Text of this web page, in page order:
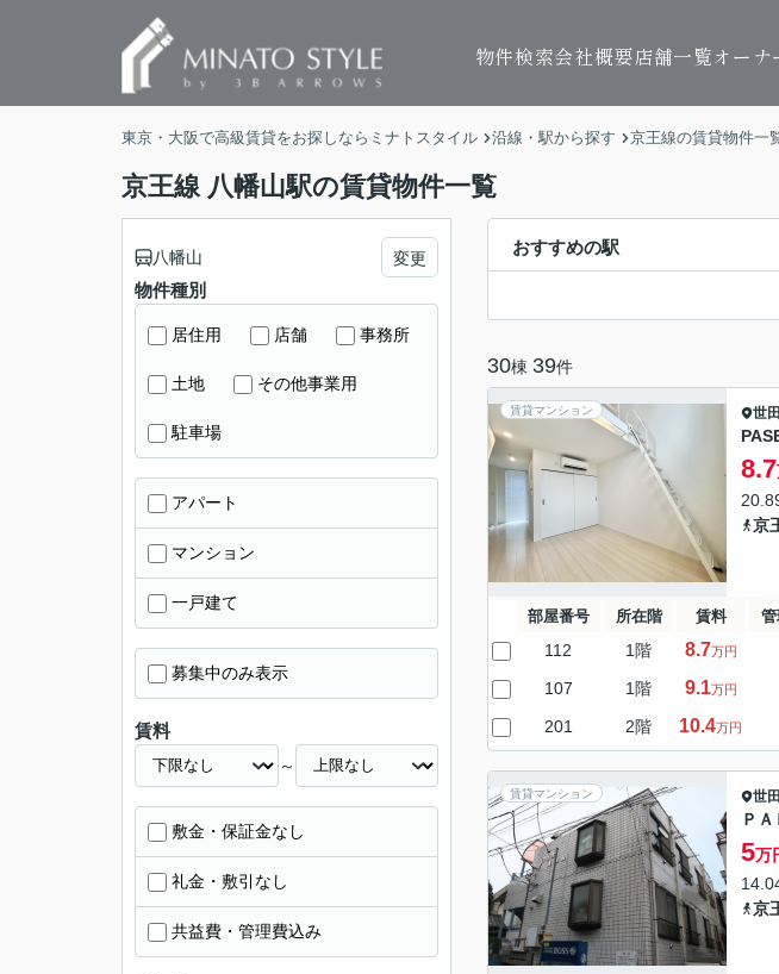
物件検索会社概要店舗一覧オーナ
東京・大阪で高級賃貸をお探しならミナトスタイル 沿線・駅から探す 京王線の賃貸物件一
京王線 八幡山駅の賃貸物件一覧
おすすめの駅
30棟 39件
賃貸マンション 世
8.7
京
部屋番号 所在階 賃料
112 1階 8.7万円
107 1階 9.1万円
201 2階 10.4万円
賃貸マンション 世
Ｐ
5万
京
八幡山 変更
物件種別
居住用 店舗 事務所
土地 その他事業用
駐車場
アパート
マンション
一戸建て
募集中のみ表示
賃料
～
敷金・保証金なし
礼金・敷引なし
共益費・管理費込み